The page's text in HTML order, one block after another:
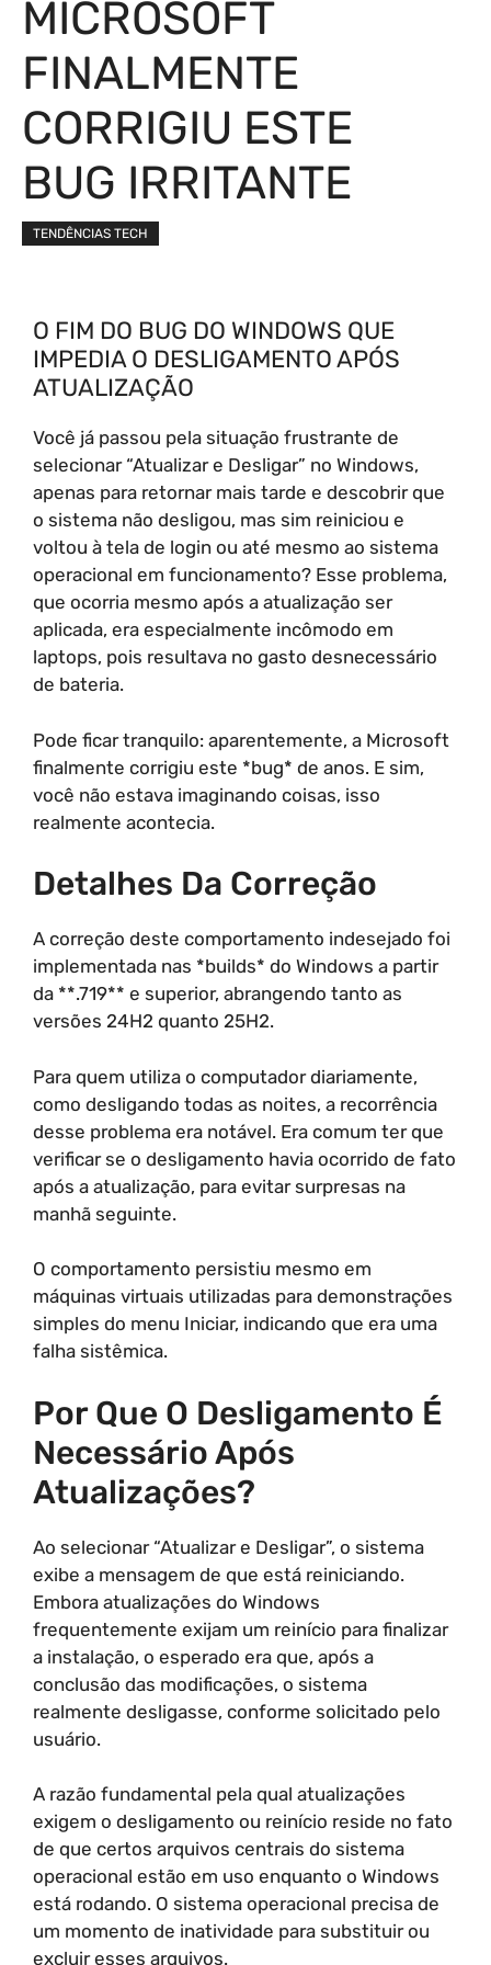
MICROSOFT
FINALMENTE
CORRIGIU ESTE
BUG IRRITANTE
TENDÊNCIAS TECH
O FIM DO BUG DO WINDOWS QUE
IMPEDIA O DESLIGAMENTO APÓS
ATUALIZAÇÃO
Você já passou pela situação frustrante de
selecionar “Atualizar e Desligar” no Windows,
apenas para retornar mais tarde e descobrir que
o sistema não desligou, mas sim reiniciou e
voltou à tela de login ou até mesmo ao sistema
operacional em funcionamento? Esse problema,
que ocorria mesmo após a atualização ser
aplicada, era especialmente incômodo em
laptops, pois resultava no gasto desnecessário
de bateria.
Pode ficar tranquilo: aparentemente, a Microsoft
finalmente corrigiu este *bug* de anos. E sim,
você não estava imaginando coisas, isso
realmente acontecia.
Detalhes Da Correção
A correção deste comportamento indesejado foi
implementada nas *builds* do Windows a partir
da **.719** e superior, abrangendo tanto as
versões 24H2 quanto 25H2.
Para quem utiliza o computador diariamente,
como desligando todas as noites, a recorrência
desse problema era notável. Era comum ter que
verificar se o desligamento havia ocorrido de fato
após a atualização, para evitar surpresas na
manhã seguinte.
O comportamento persistiu mesmo em
máquinas virtuais utilizadas para demonstrações
simples do menu Iniciar, indicando que era uma
falha sistêmica.
Por Que O Desligamento É
Necessário Após
Atualizações?
Ao selecionar “Atualizar e Desligar”, o sistema
exibe a mensagem de que está reiniciando.
Embora atualizações do Windows
frequentemente exijam um reinício para finalizar
a instalação, o esperado era que, após a
conclusão das modificações, o sistema
realmente desligasse, conforme solicitado pelo
usuário.
A razão fundamental pela qual atualizações
exigem o desligamento ou reinício reside no fato
de que certos arquivos centrais do sistema
operacional estão em uso enquanto o Windows
está rodando. O sistema operacional precisa de
um momento de inatividade para substituir ou
excluir esses arquivos.